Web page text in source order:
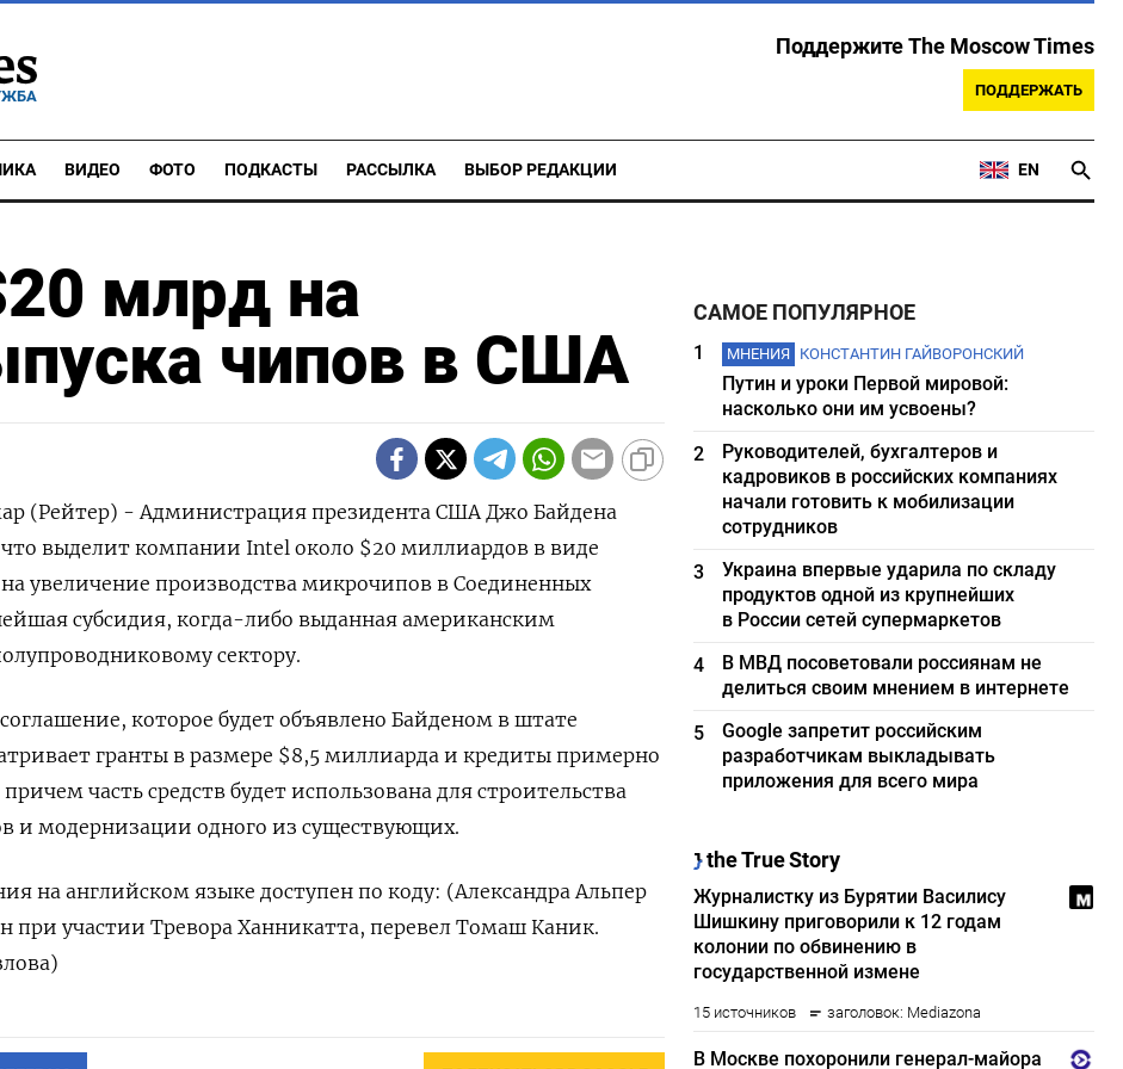
Поддержите The Moscow Times
ПОДДЕРЖАТЬ
ВИДЕО ФОТО ПОДКАСТЫ РАССЫЛКА ВЫБОР РЕДАКЦИИ EN
млрд на
чипов в США
(Рейтер) - Администрация президента США Джо Байдена
что выделит компании Intel около $20 миллиардов в виде
увеличение производства микрочипов в Соединенных
субсидия, когда-либо выданная американским
сектору.
которое будет объявлено Байденом в штате
гранты в размере $8,5 миллиарда и кредиты примерно
часть средств будет использована для строительства
и модернизации одного из существующих.
на английском языке доступен по коду: (Александра Альпер
при участии Тревора Ханникатта, перевел Томаш Каник.
САМОЕ ПОПУЛЯРНОЕ
1 МНЕНИЯ КОНСТАНТИН ГАЙВОРОНСКИЙ
Путин и уроки Первой мировой:
насколько они им усвоены?
2
Руководителей, бухгалтеров и
кадровиков в российских компаниях
начали готовить к мобилизации
сотрудников
3
Украина впервые ударила по складу
продуктов одной из крупнейших
в России сетей супермаркетов
4
В МВД посоветовали россиянам не
делиться своим мнением в интернете
5
Google запретит российским
разработчикам выкладывать
приложения для всего мира